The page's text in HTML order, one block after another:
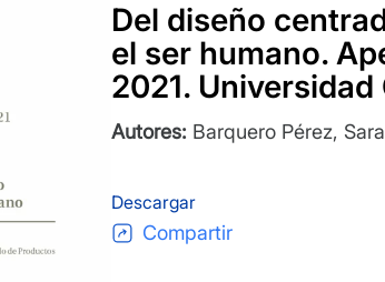
Del diseño
el ser humano.
2021.
Autores: Barquero Pérez, Sara
Descargar
Compartir